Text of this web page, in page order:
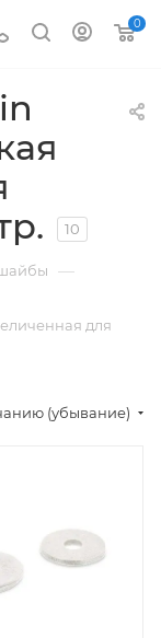
0
10
—
для
(убывание)